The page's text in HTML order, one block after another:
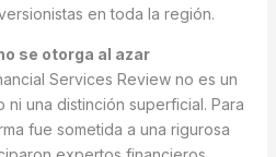
en toda la región.
se otorga al azar
Services Review no es un
una distinción superficial. Para
fue sometida a una rigurosa